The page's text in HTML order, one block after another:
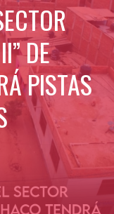
DE
PISTAS